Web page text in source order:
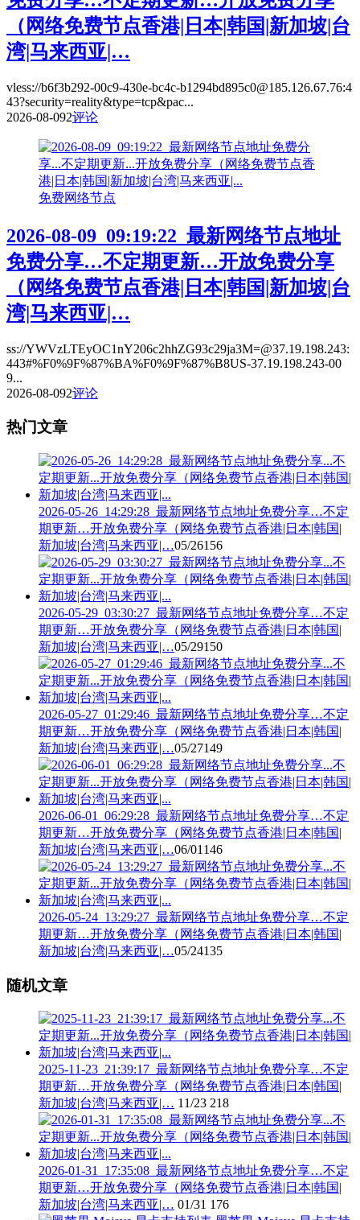
（网络免费节点香港|日本|韩国|新加坡|台
湾|马来西亚|…
vless://b6f3b292-00c9-430e-bc4c-b1294bd895c0@185.126.67.76:4
43?security=reality&type=tcp&pac...
2026-08-092评论
免费网络节点
2026-08-09_09:19:22_最新网络节点地址
免费分享…不定期更新…开放免费分享
（网络免费节点香港|日本|韩国|新加坡|台
湾|马来西亚|…
ss://YWVzLTEyOC1nY206c2hhZG93c29ja3M=@37.19.198.243:
443#%F0%9F%87%BA%F0%9F%87%B8US-37.19.198.243-00
9...
2026-08-092评论
热门文章
2026-05-26_14:29:28_最新网络节点地址免费分享…不定
期更新…开放免费分享（网络免费节点香港|日本|韩国|
新加坡|台湾|马来西亚|…05/26156
2026-05-29_03:30:27_最新网络节点地址免费分享…不定
期更新…开放免费分享（网络免费节点香港|日本|韩国|
新加坡|台湾|马来西亚|…05/29150
2026-05-27_01:29:46_最新网络节点地址免费分享…不定
期更新…开放免费分享（网络免费节点香港|日本|韩国|
新加坡|台湾|马来西亚|…05/27149
2026-06-01_06:29:28_最新网络节点地址免费分享…不定
期更新…开放免费分享（网络免费节点香港|日本|韩国|
新加坡|台湾|马来西亚|…06/01 146
2026-05-24_13:29:27_最新网络节点地址免费分享…不定
期更新…开放免费分享（网络免费节点香港|日本|韩国|
新加坡|台湾|马来西亚|…05/24135
随机文章
2025-11-23_21:39:17_最新网络节点地址免费分享…不定
期更新…开放免费分享（网络免费节点香港|日本|韩国|
新加坡|台湾|马来西亚|… 11/23 218
2026-01-31_17:35:08_最新网络节点地址免费分享…不定
期更新…开放免费分享（网络免费节点香港|日本|韩国|
新加坡|台湾|马来西亚|… 01/31 176